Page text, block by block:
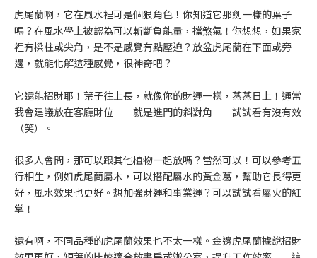
虎尾蘭啊，它在風水裡可是個狠角色！你知道它那劍一樣的葉子
嗎？在風水學上被認為可以斬斷負能量，擋煞氣！你想想，如果家
裡有樑柱或尖角，是不是感覺有點壓迫？放盆虎尾蘭在下面或旁
邊，就能化解這種感覺，很神奇吧？
它還能招財耶！葉子往上長，就像你的財運一樣，蒸蒸日上！通常
我會建議放在客廳財位——就是進門的斜對角——試試看有沒有效
（笑）。
很多人會問，那可以跟其他植物一起放嗎？當然可以！可以參考五
行相生，例如虎尾蘭屬木，可以搭配屬水的黃金葛，幫助它長得更
好，風水效果也更好。想加強財運和事業運？可以試試看屬火的紅
掌！
還有啊，不同品種的虎尾蘭效果也不太一樣。金邊虎尾蘭據說招財